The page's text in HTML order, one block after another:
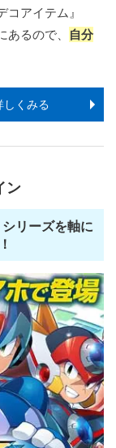
コアイテム』
るので、
自分
しくみる
ン
リーズを軸に